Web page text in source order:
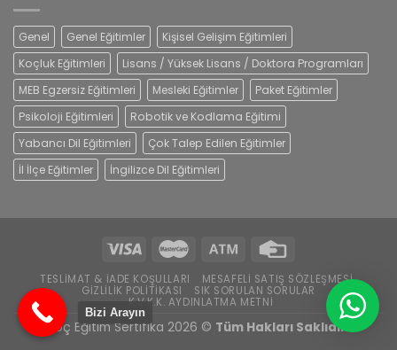
Genel Genel Eğitimler
Kişisel Gelişim Eğitimleri
Koçluk Eğitimleri
Lisans / Yüksek Lisans / Doktora Programları
MEB Egzersiz Eğitimleri
Mesleki Eğitimler
Paket Eğitimler
Psikoloji Eğitimleri
Robotik ve Kodlama Eğitimi
Yabancı Dil Eğitimleri
Çok Talep Edilen Eğitimler
İl İlçe Eğitimler
İngilizce Dil Eğitimleri
TESLIMAT & İADE KOŞULLARI
MESAFELI SATIŞ SÖZLEŞMESI
GIZLILIK POLITIKASI
SIK SORULAN SORULAR
K.V.K.K. AYDINLATMA METNI
Koç Eğitim Sertifika 2026 © Tüm Hakları Saklıdır.
Bizi Arayın